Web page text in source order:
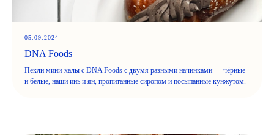
05.09.2024
DNA Foods
Пекли мини-халы с DNA Foods с двумя разными начинками — чёрные
и белые, наши инь и ян, пропитанные сиропом и посыпанные кунжутом.